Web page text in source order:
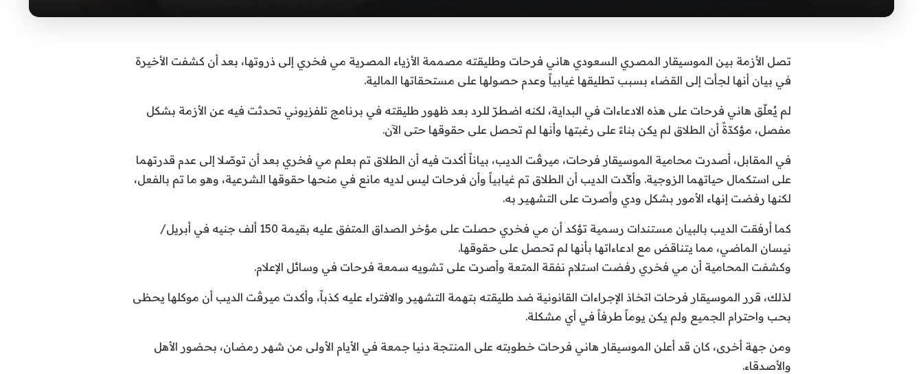
تصل الأزمة بين الموسيقار المصري السعودي هاني فرحات وطليقته مصممة الأزياء المصرية مي فخري إلى ذروتها، بعد أن كشفت الأخيرة
في بيان أنها لجأت إلى القضاء بسبب تطليقها غيابياً وعدم حصولها على مستحقاتها المالية.
لم يُعلّق هاني فرحات على هذه الادعاءات في البداية، لكنه اضطرّ للرد بعد ظهور طليقته في برنامج تلفزيوني تحدثت فيه عن الأزمة بشكل
مفصل، مؤكدّةً أن الطلاق لم يكن بناءً على رغبتها وأنها لم تحصل على حقوقها حتى الآن.
في المقابل، أصدرت محامية الموسيقار فرحات، ميرڤت الديب، بياناً أكدت فيه أن الطلاق تم بعلم مي فخري بعد أن توصّلا إلى عدم قدرتهما
على استكمال حياتهما الزوجية. وأكّدت الديب أن الطلاق تم غيابياً وأن فرحات ليس لديه مانع في منحها حقوقها الشرعية، وهو ما تم بالفعل،
لكنها رفضت إنهاء الأمور بشكل ودي وأصرت على التشهير به.
كما أرفقت الديب بالبيان مستندات رسمية تؤكد أن مي فخري حصلت على مؤخر الصداق المتفق عليه بقيمة 150 ألف جنيه في أبريل/
نيسان الماضي، مما يتناقض مع ادعاءاتها بأنها لم تحصل على حقوقها.
وكشفت المحامية أن مي فخري رفضت استلام نفقة المتعة وأصرت على تشويه سمعة فرحات في وسائل الإعلام.
لذلك، قرر الموسيقار فرحات اتخاذ الإجراءات القانونية ضد طليقته بتهمة التشهير والافتراء عليه كذباً، وأكدت ميرڤت الديب أن موكلها يحظى
بحب واحترام الجميع ولم يكن يوماً طرفاً في أي مشكلة.
ومن جهة أخرى، كان قد أعلن الموسيقار هاني فرحات خطوبته على المنتجة دنيا جمعة في الأيام الأولى من شهر رمضان، بحضور الأهل
والأصدقاء.